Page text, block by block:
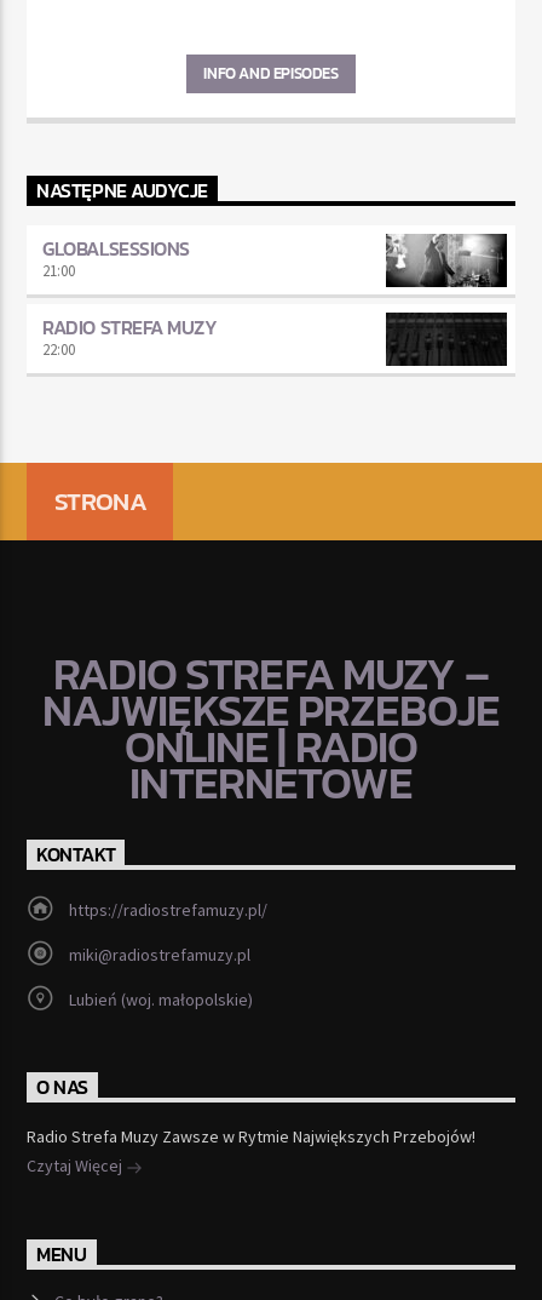
INFO AND EPISODES
NASTĘPNE AUDYCJE
GLOBALSESSIONS
21:00
RADIO STREFA MUZY
22:00
STRONA
RADIO STREFA MUZY –
NAJWIĘKSZE PRZEBOJE
ONLINE | RADIO
INTERNETOWE
KONTAKT
https://radiostrefamuzy.pl/
miki@radiostrefamuzy.pl
Lubień (woj. małopolskie)
O NAS
Radio Strefa Muzy Zawsze w Rytmie Największych Przebojów!
Czytaj Więcej
MENU